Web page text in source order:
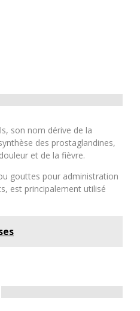
son nom dérive de la
des prostaglandines,
et de la fièvre.
gouttes pour administration
est principalement utilisé